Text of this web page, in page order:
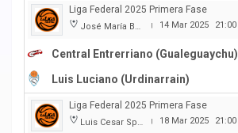
Liga Federal 2025 Primera Fase
José María Bertora | 14 Mar 2025 21:00
Central Entrerriano (Gualeguaychu)
Luis Luciano (Urdinarrain)
Liga Federal 2025 Primera Fase
Luis Cesar Spiazzi | 18 Mar 2025 21:00